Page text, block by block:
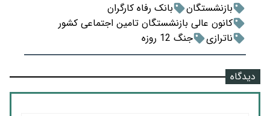
بازنشستگان
بانک رفاه کارگران
کانون عالی بازنشستگان تامین اجتماعی کشور
ناترازی
جنگ 12 روزه
دیدگاه